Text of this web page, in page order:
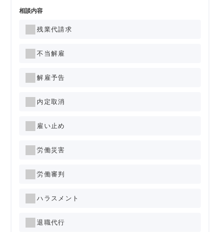
相談内容
残業代請求
不当解雇
解雇予告
内定取消
雇い止め
労働災害
労働審判
ハラスメント
退職代行